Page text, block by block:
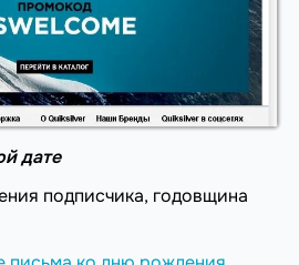
дате
подписчика, годовщина